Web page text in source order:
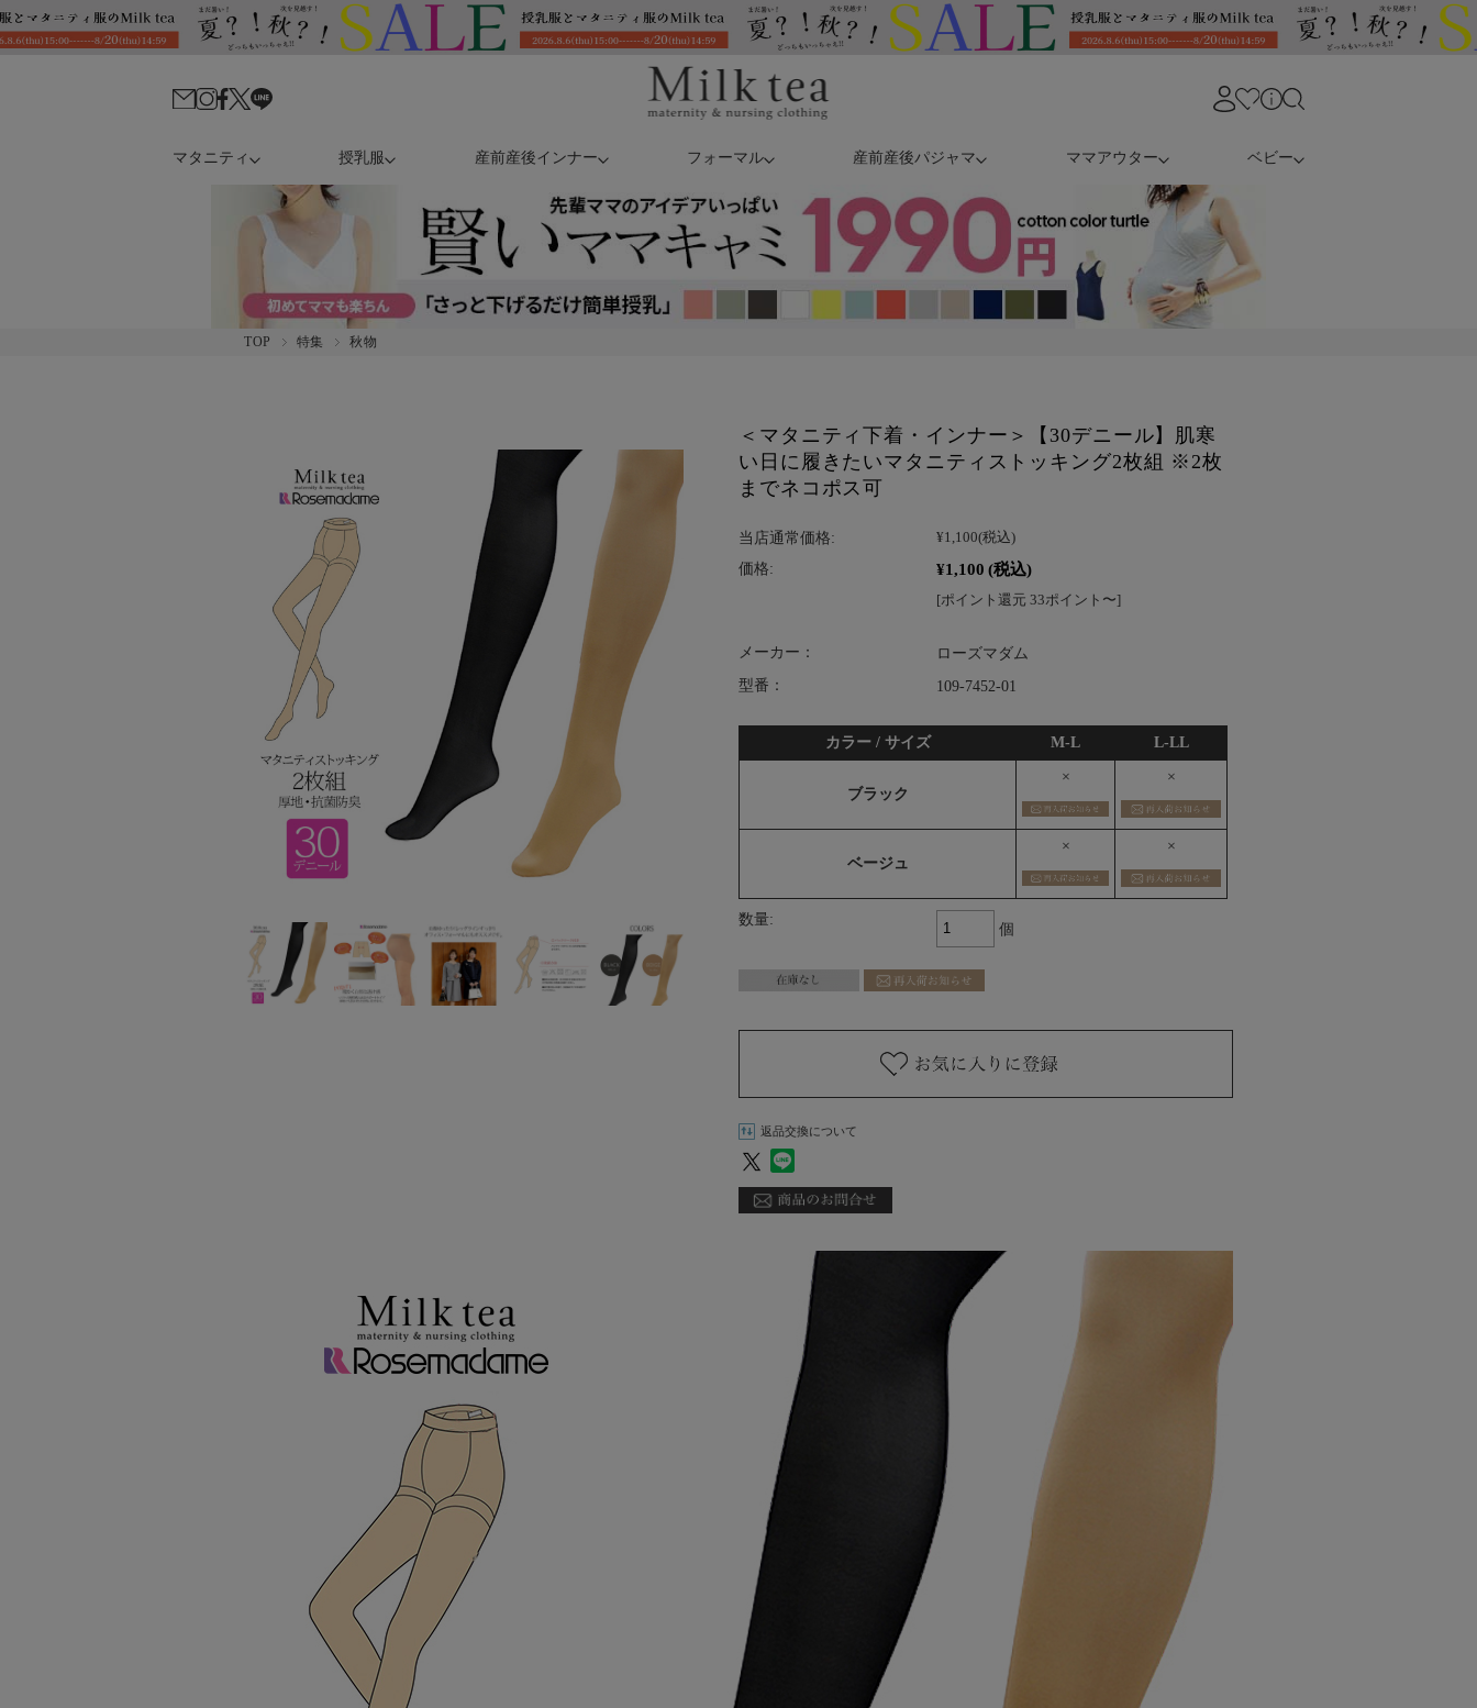
マタニティ 授乳服 産前産後インナー フォーマル 産前産後パジャマ ママアウター ベビー
TOP 特集 秋物
＜マタニティ下着・インナー＞【30デニール】肌寒
い日に履きたいマタニティストッキング2枚組 ※2枚
までネコポス可
当店通常価格: ¥1,100(税込)
価格: ¥1,100 (税込)
[ポイント還元 33ポイント〜]
メーカー：
ローズマダム
型番：
109-7452-01
カラー / サイズ M-L L-LL
ブラック
× ×
ベージュ
× ×
数量:
個
返品交換について